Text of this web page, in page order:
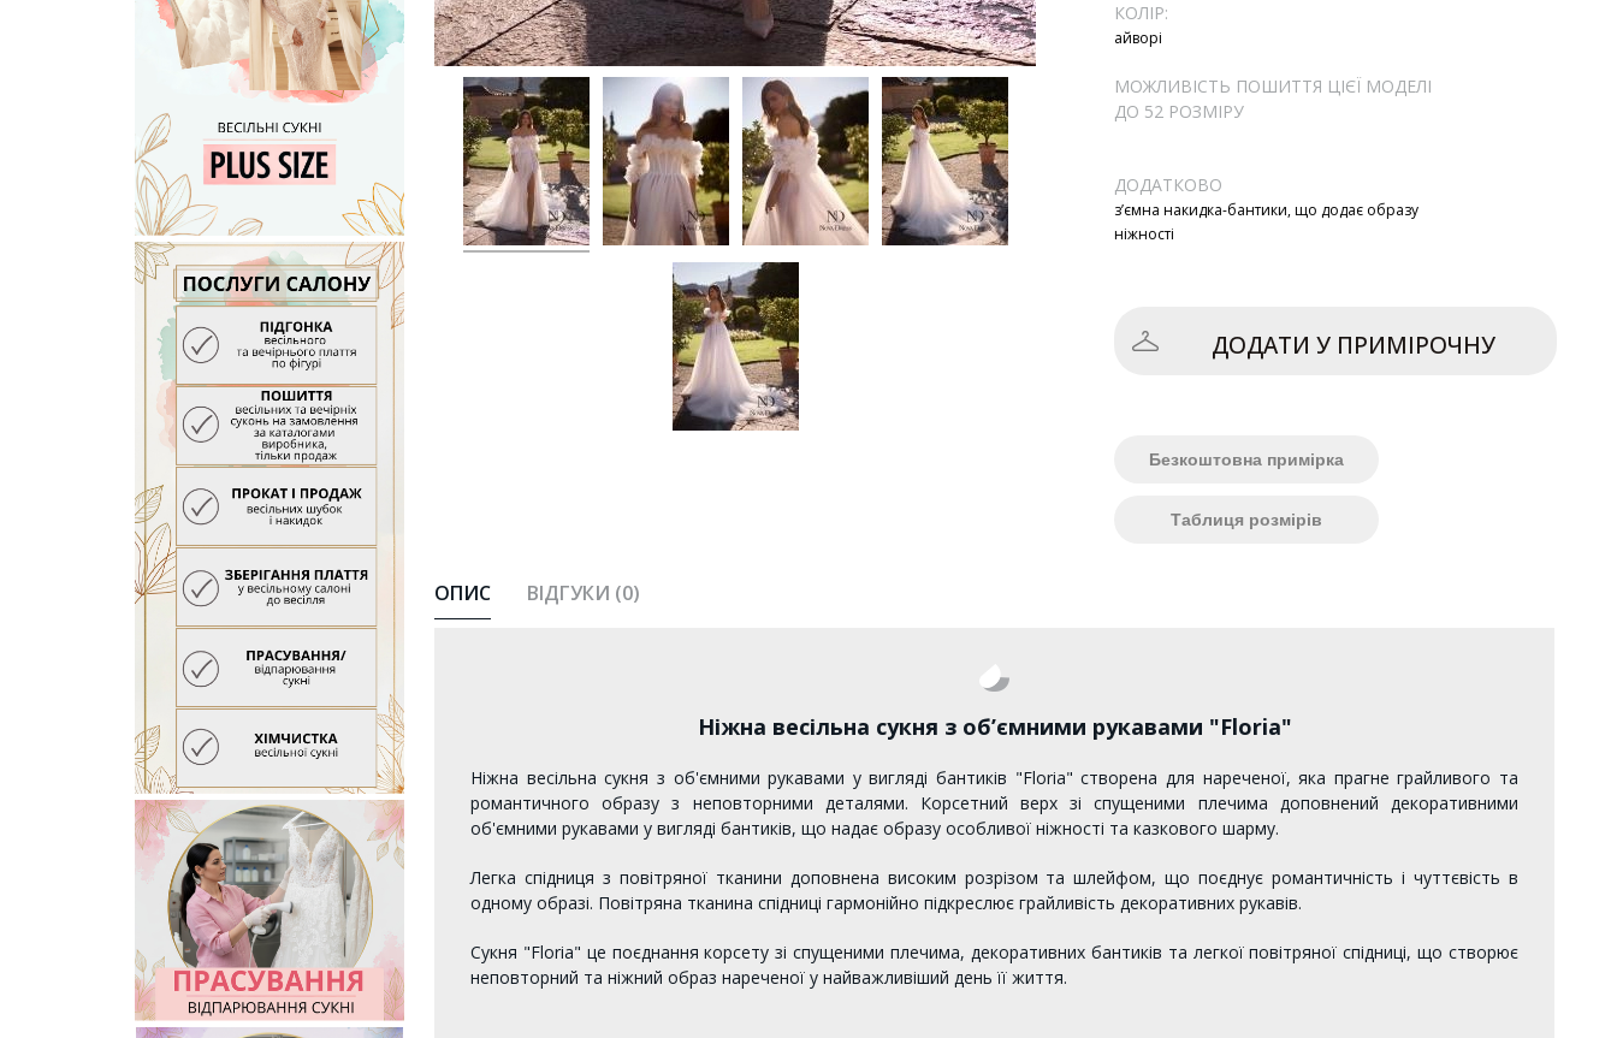
КОЛІР:
айворі
МОЖЛИВІСТЬ ПОШИТТЯ ЦІЄЇ МОДЕЛІ
ДО 52 РОЗМІРУ
ДОДАТКОВО
з’ємна накидка-бантики, що додає образу
ніжності
ДОДАТИ У ПРИМІРОЧНУ
Безкоштовна примірка
Таблиця розмірів
ОПИС ВІДГУКИ (0)
Ніжна весільна сукня з об’ємними рукавами "Floria"
Ніжна весільна сукня з об'ємними рукавами у вигляді бантиків "Floria" створена для нареченої, яка прагне грайливого та
романтичного образу з неповторними деталями. Корсетний верх зі спущеними плечима доповнений декоративними
об'ємними рукавами у вигляді бантиків, що надає образу особливої ніжності та казкового шарму.
Легка спідниця з повітряної тканини доповнена високим розрізом та шлейфом, що поєднує романтичність і чуттєвість в
одному образі. Повітряна тканина спідниці гармонійно підкреслює грайливість декоративних рукавів.
Сукня "Floria" це поєднання корсету зі спущеними плечима, декоративних бантиків та легкої повітряної спідниці, що створює
неповторний та ніжний образ нареченої у найважливіший день її життя.